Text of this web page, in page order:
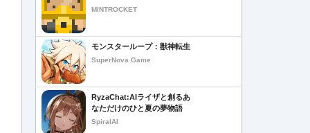
MINTROCKET
モンスターループ：獣神転生
SuperNova Game
RyzaChat:AIライザと創るあ
なただけのひと夏の夢物語
SpiralAI